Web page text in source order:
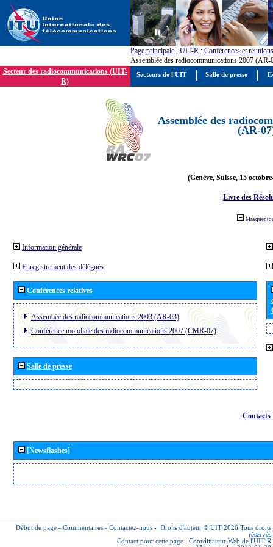
Page principale : UIT-R : Conférences et réunions
Assemblée des radiocommunications 2007 (AR-
Secteur des radiocommunications (UIT-
R)
Assemblée des
(AR-
(Genève, Suisse, 15
Livre des
Masquer
Information générale
Enregistrement des délégués
Conférences relatives
Assembée des radiocommunications 2003 (AR-03)
Conférence mondiale des radiocommunications 2007 (CMR-07)
Salle de presse
Contacts
[Newsflashes]
Début de page - Commentaires - Contactez-nous - Droits d'auteur © UIT 2026 Tous droits
réservés
Contact pour cette page : Coordinateur Web de l'UIT-R
Secteurs de l'UIT Salle de presse